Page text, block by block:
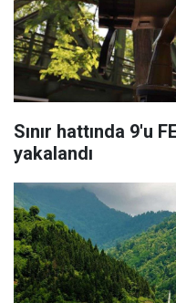
Sınır hattında 9'u
yakalandı